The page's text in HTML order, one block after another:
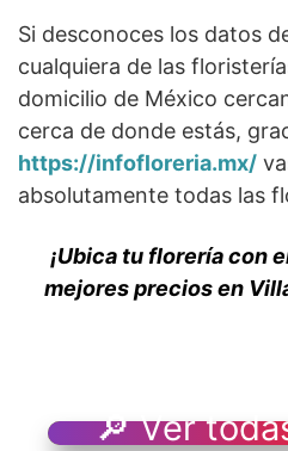
Si desconoces los datos
cualquiera de las
domicilio de México
cerca de donde estás,
https://infofloreria.mx/
absolutamente todas las
¡Ubica tu florería con
mejores precios en
🔎 Ver